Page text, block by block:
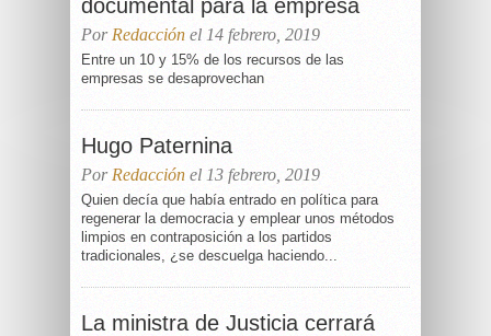
documental para la empresa
Por Redacción el 14 febrero, 2019
Entre un 10 y 15% de los recursos de las
empresas se desaprovechan
Hugo Paternina
Por Redacción el 13 febrero, 2019
Quien decía que había entrado en política para
regenerar la democracia y emplear unos métodos
limpios en contraposición a los partidos
tradicionales, ¿se descuelga haciendo...
La ministra de Justicia cerrará